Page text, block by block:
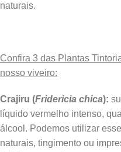
naturais.
Confira 3 das Plantas
nosso viveiro:
Crajiru (Fridericia chica):
líquido vermelho intenso,
álcool. Podemos utilizar
naturais, tingimento ou